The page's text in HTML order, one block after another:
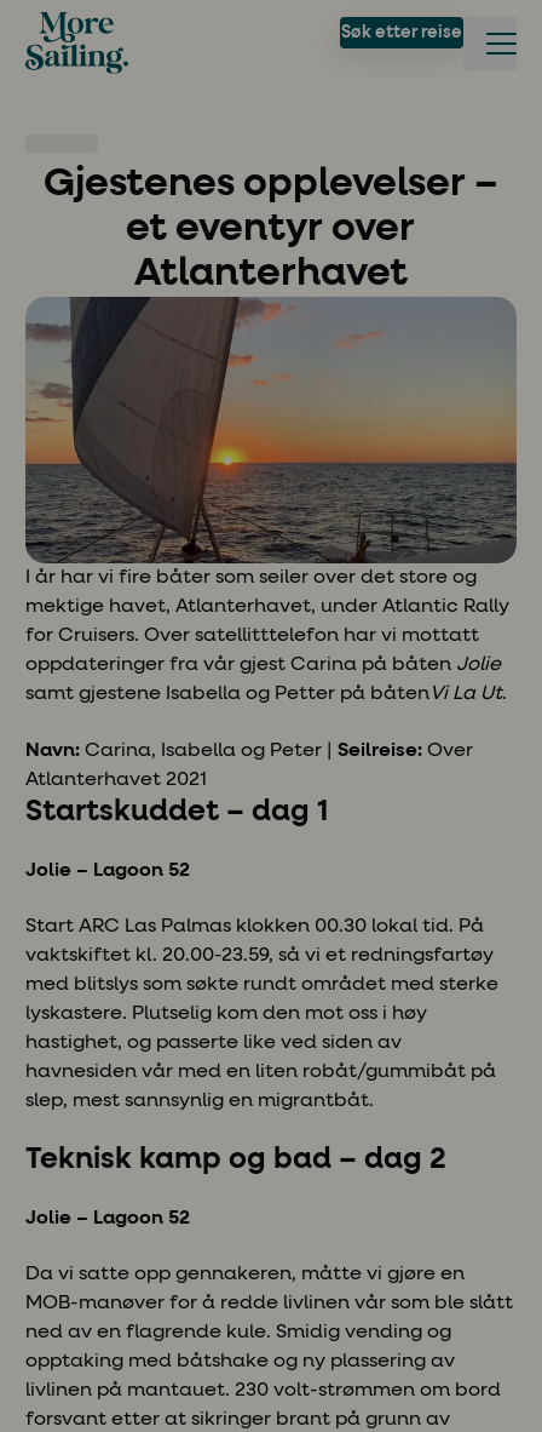
Søk etter reise
Gjestenes opplevelser –
et eventyr over
Atlanterhavet
I år har vi fire båter som seiler over det store og
mektige havet, Atlanterhavet, under Atlantic Rally
for Cruisers. Over satellitttelefon har vi mottatt
oppdateringer fra vår gjest Carina på båten Jolie
samt gjestene Isabella og Petter på båtenVi La Ut.
Navn: Carina, Isabella og Peter |Seilreise: Over
Atlanterhavet 2021
Startskuddet – dag 1
Jolie – Lagoon 52
Start ARC Las Palmas klokken 00.30 lokal tid. På
vaktskiftet kl. 20.00-23.59, så vi et redningsfartøy
med blitslys som søkte rundt området med sterke
lyskastere. Plutselig kom den mot oss i høy
hastighet, og passerte like ved siden av
havnesiden vår med en liten robåt/gummibåt på
slep, mest sannsynlig en migrantbåt.
Teknisk kamp og bad – dag 2
Jolie – Lagoon 52
Da vi satte opp gennakeren, måtte vi gjøre en
MOB-manøver for å redde livlinen vår som ble slått
ned av en flagrende kule. Smidig vending og
opptaking med båtshake og ny plassering av
livlinen på mantauet. 230 volt-strømmen om bord
forsvant etter at sikringer brant på grunn av